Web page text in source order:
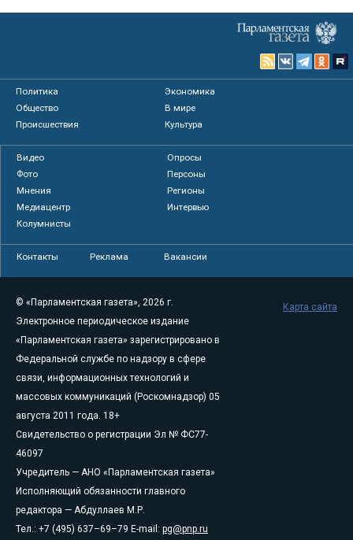
Политика
Экономика
Общество
В мире
Происшествия
Культура
Видео
Опросы
Фото
Персоны
Мнения
Регионы
Медиацентр
Интервью
Колумнисты
Контакты Реклама Вакансии
© «Парламентская газета», 2026 г.
Электронное периодическое издание
«Парламентская газета» зарегистрировано в
Федеральной службе по надзору в сфере
связи, информационных технологий и
массовых коммуникаций (Роскомнадзор) 05
августа 2011 года. 18+
Свидетельство о регистрации Эл № ФС77-
46097
Учредитель — АНО «Парламентская газета»
Исполняющий обязанности главного
редактора — Абдуллаев М.Р.
Тел.: +7 (495) 637–69–79 E-mail: pg@pnp.ru
Карта сайта